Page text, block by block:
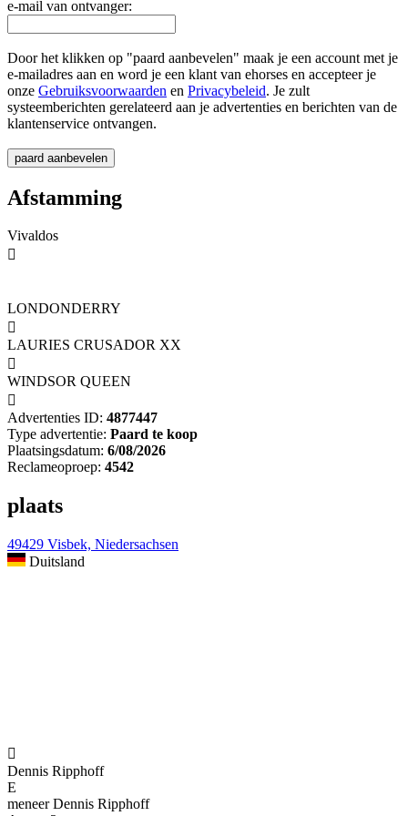
e-mail van ontvanger:
Door het klikken op "paard aanbevelen" maak je een account met je
e-mailadres aan en word je een klant van ehorses en accepteer je
onze Gebruiksvoorwaarden en Privacybeleid. Je zult
systeemberichten gerelateerd aan je advertenties en berichten van de
klantenservice ontvangen.
Afstamming
Vivaldos

LONDONDERRY

LAURIES CRUSADOR XX

WINDSOR QUEEN

Advertenties ID: 4877447
Type advertentie: Paard te koop
Plaatsingsdatum: 6/08/2026
Reclameoproep: 4542
plaats
49429 Visbek, Niedersachsen
Duitsland

Dennis Ripphoff
E
meneer Dennis Ripphoff